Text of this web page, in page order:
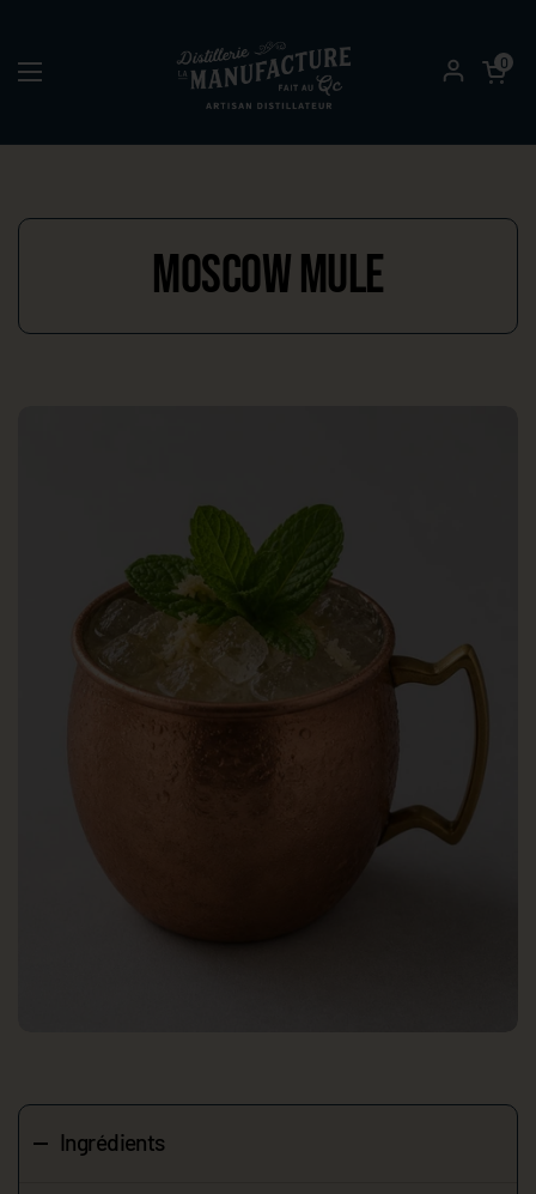
Ouvrir le menu
Ouvrir le
0
Moscow Mule
Ingrédients